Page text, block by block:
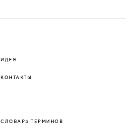
ИДЕЯ
КОНТАКТЫ
СЛОВАРЬ ТЕРМИНОВ